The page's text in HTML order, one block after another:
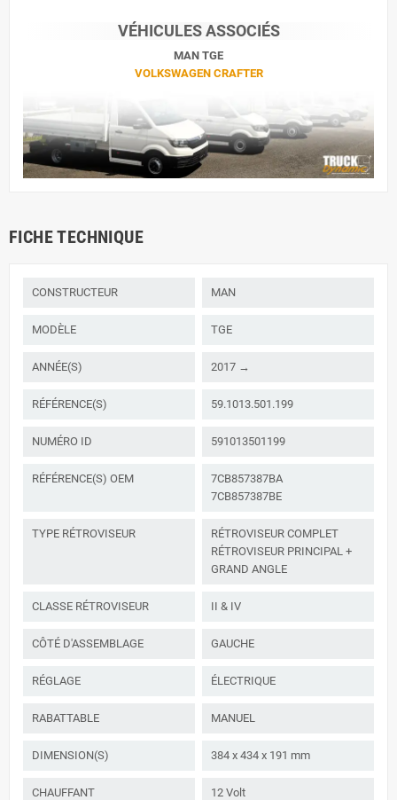
VÉHICULES ASSOCIÉS
MAN TGE
VOLKSWAGEN CRAFTER
FICHE TECHNIQUE
CONSTRUCTEUR MAN
MODÈLE TGE
ANNÉE(S) 2017 →
RÉFÉRENCE(S) 59.1013.501.199
NUMÉRO ID 591013501199
RÉFÉRENCE(S) OEM
7CB857387BA
7CB857387BE
TYPE RÉTROVISEUR
RÉTROVISEUR COMPLET
RÉTROVISEUR PRINCIPAL +
GRAND ANGLE
CLASSE RÉTROVISEUR II & IV
CÔTÉ D'ASSEMBLAGE GAUCHE
RÉGLAGE ÉLECTRIQUE
RABATTABLE MANUEL
DIMENSION(S) 384 x 434 x 191 mm
CHAUFFANT 12 Volt